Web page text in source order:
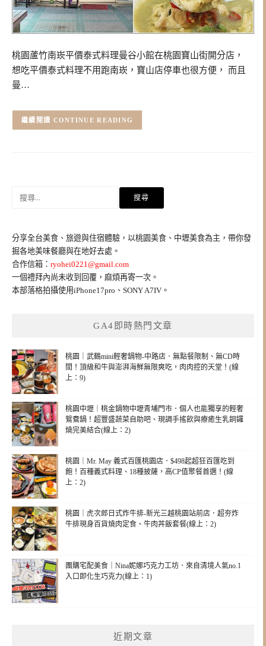
桃園蘆竹南崁平價泰式料理曼谷小館在桃園寶山街開分店，
想吃平價泰式料理不用跑南崁，寶山店停車也很方便， 而且
曼…
CONTINUE READING
字:
分享全台美食、旅遊與住宿體驗，以桃園美食、中壢美食為主，帶你發
掘各地美味餐廳與在地好去處。
合作信箱： ryohei0221@gmail.com
一個禮拜內尚未收到回覆，麻煩再寄一次。
本部落格拍攝使用iPhone17pro、SONY A7IV。
GA4即時熱門文章
桃園｜武鶴mini輕奢鍋物-中路店．無點餐限制、無CD時
間！頂級和牛與澎湃海鮮無限爽吃，肉肉控的天堂！(線
上：9)
桃園中壢｜桃金鍋物中壢青埔門市．個人也能獨享的輕奢
鴛鴦鍋！超豐盛蔬菜自助吧、現調手搖飲與療癒生乳銅鑼
燒完美結合(線上：2)
桃園｜Mr. May 義式百匯桃園店．$498起超狂百匯吃到
飽！百種義式料理、18種披薩，高CP值聚餐首選！(線
上：2)
桃園｜虎次郎日式炸牛排-新光三越桃園站前店．超夯炸
牛排現身百貨燒肉定食、牛肉丼飯套餐(線上：2)
團購宅配美食｜Nina妮娜巧克力工坊．來自清境人氣no.1
入口即化生巧克力(線上：1)
近期文章